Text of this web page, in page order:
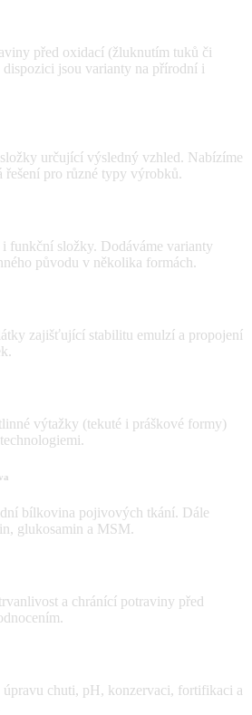
před oxidací (žluknutím tuků či
jsou varianty na přírodní i
určující výsledný vzhled. Nabízíme
řešení pro různé typy výrobků.
funkční složky. Dodáváme varianty
původu v několika formách.
zajišťující stabilitu emulzí a propojení
výtažky (tekuté i práškové formy)
bílkovina pojivových tkání. Dále
glukosamin a MSM.
a chránící potraviny před
chuti, pH, konzervaci, fortifikaci a